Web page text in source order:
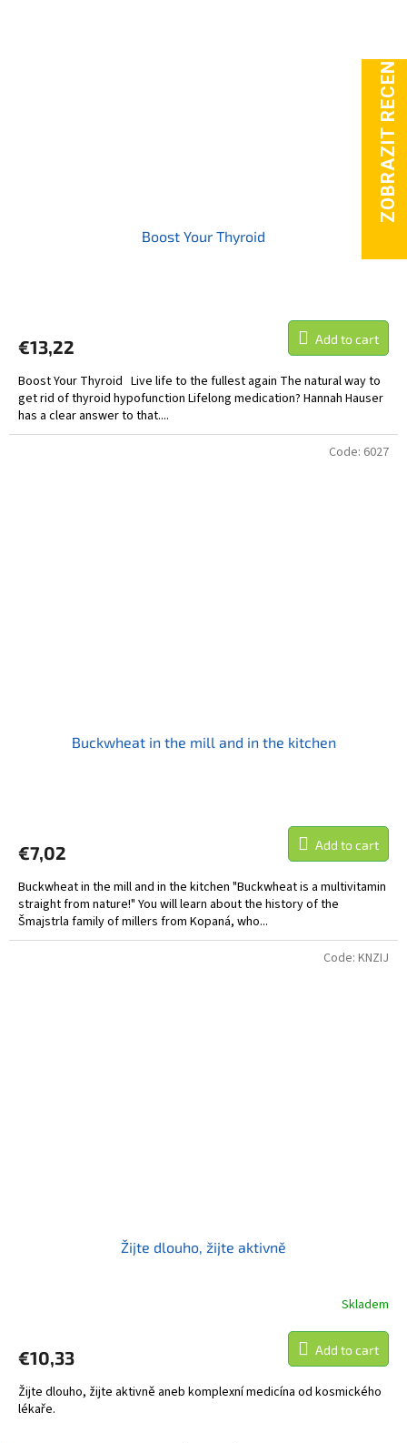
Boost Your Thyroid
€13,22 Add to cart
Boost Your Thyroid Live life to the fullest again The natural way to
get rid of thyroid hypofunction Lifelong medication? Hannah Hauser
has a clear answer to that....
Buckwheat in the mill and in the kitchen
€7,02 Add to cart
Buckwheat in the mill and in the kitchen "Buckwheat is a multivitamin
straight from nature!" You will learn about the history of the
Šmajstrla family of millers from Kopaná, who...
Code: 6027
Žijte dlouho, žijte aktivně
Skladem
€10,33 Add to cart
Žijte dlouho, žijte aktivně aneb komplexní medicína od kosmického
lékaře.
Code: KNZIJ